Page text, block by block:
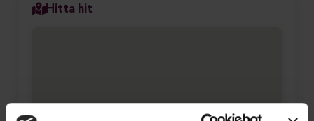
Hitta hit